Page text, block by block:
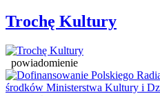
Trochę Kultury
powiadomienie